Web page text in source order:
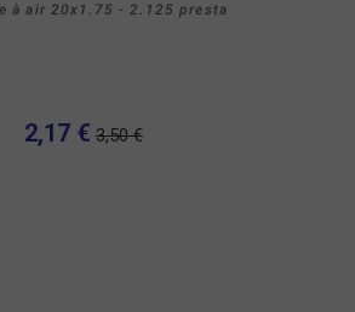
à air 20x1.75 - 2.125 presta
2,17 € 3,50 €